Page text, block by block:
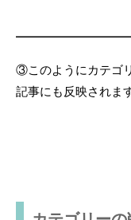
③このようにカテゴ
記事にも反映されます